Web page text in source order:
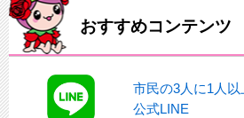
おすすめコンテンツ
市民の3人に1人
公式LINE